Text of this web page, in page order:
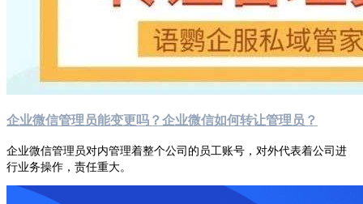
企业微信管理员能变更吗？企业微信如何转让管理员？
企业微信管理员对内管理着整个公司的员工账号，对外代表着公司进
行业务操作，责任重大。